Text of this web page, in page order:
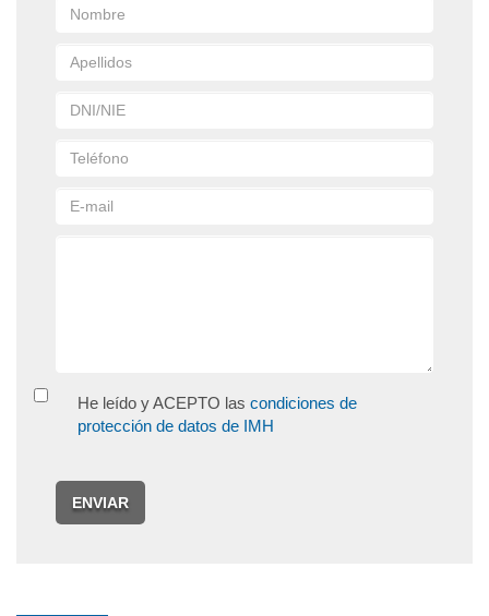
He leído y ACEPTO las condiciones de
protección de datos de IMH
ENVIAR